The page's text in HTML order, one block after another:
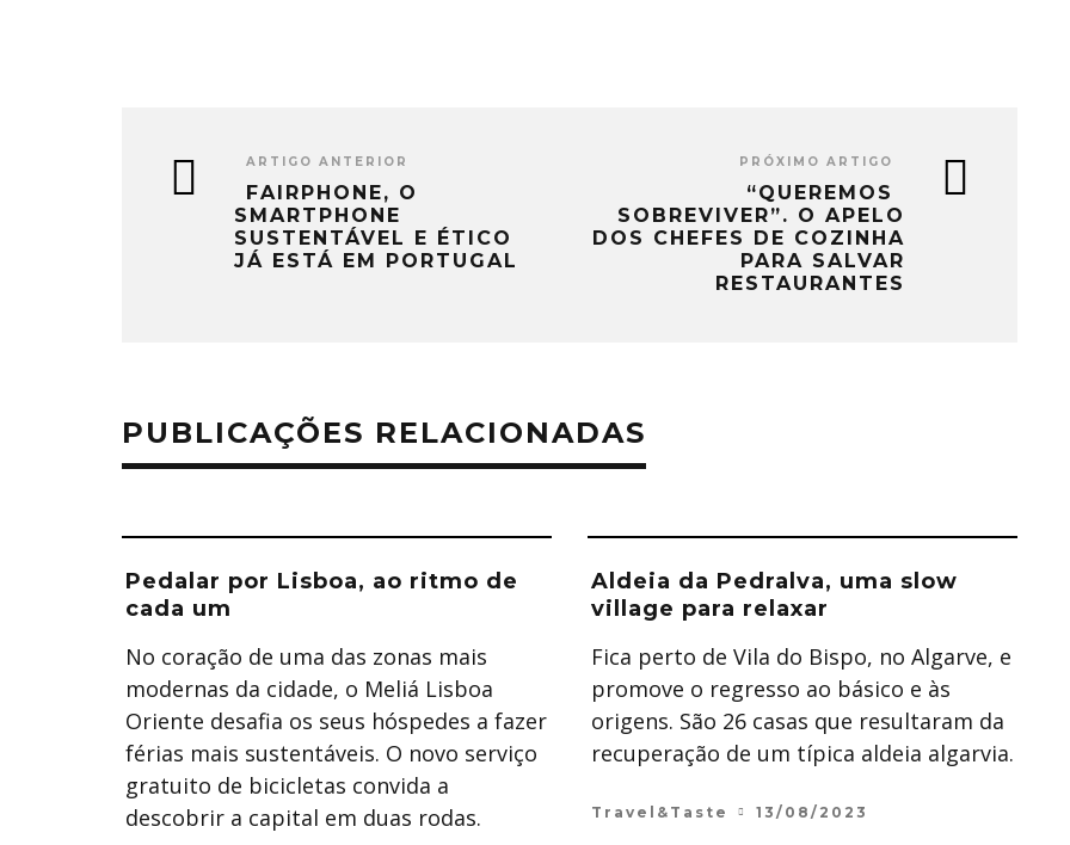
ARTIGO ANTERIOR
FAIRPHONE, O
SMARTPHONE
SUSTENTÁVEL E ÉTICO
JÁ ESTÁ EM PORTUGAL
PRÓXIMO ARTIGO
“QUEREMOS
SOBREVIVER”. O APELO
DOS CHEFES DE COZINHA
PARA SALVAR
RESTAURANTES
PUBLICAÇÕES RELACIONADAS
Pedalar por Lisboa, ao ritmo de
cada um
No coração de uma das zonas mais
modernas da cidade, o Meliá Lisboa
Oriente desafia os seus hóspedes a fazer
férias mais sustentáveis. O novo serviço
gratuito de bicicletas convida a
descobrir a capital em duas rodas.
Aldeia da Pedralva, uma slow
village para relaxar
Fica perto de Vila do Bispo, no Algarve, e
promove o regresso ao básico e às
origens. São 26 casas que resultaram da
recuperação de um típica aldeia algarvia.
Travel&Taste 13/08/2023